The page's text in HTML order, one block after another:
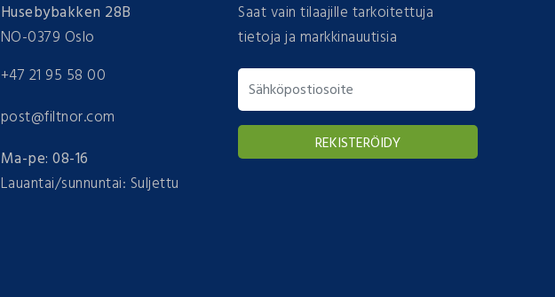
Husebybakken 28B
NO-0379 Oslo
+47 21 95 58 00
post@filtnor.com
Ma-pe: 08-16
Lauantai/sunnuntai: Suljettu
Saat vain tilaajille tarkoitettuja
tietoja ja markkinauutisia